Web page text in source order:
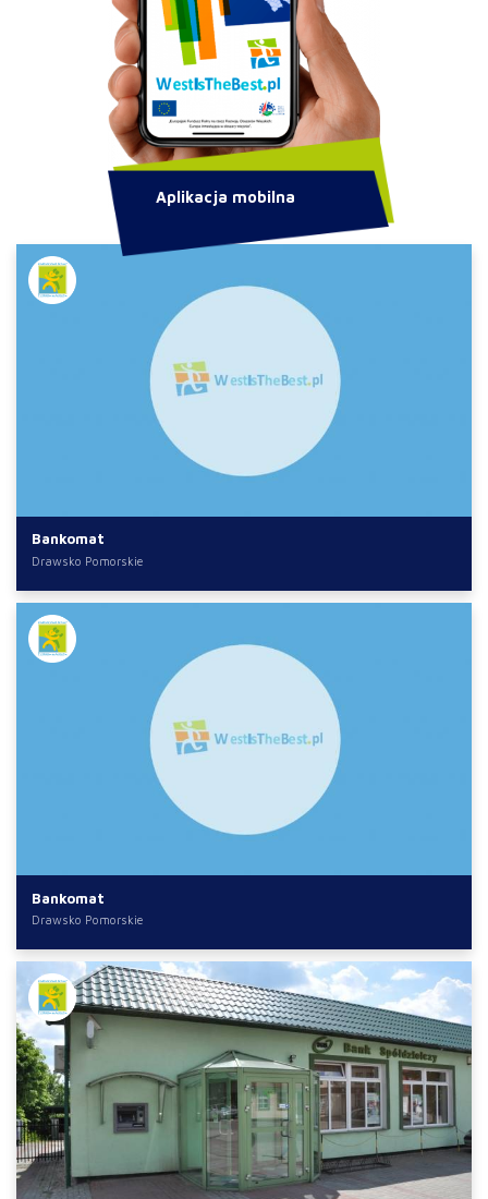
Bankomat
Drawsko Pomorskie
Bankomat
Drawsko Pomorskie
Aplikacja mobilna